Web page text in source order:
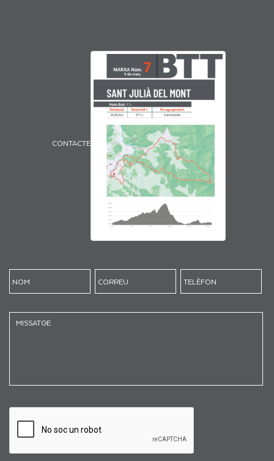
CONTACTE